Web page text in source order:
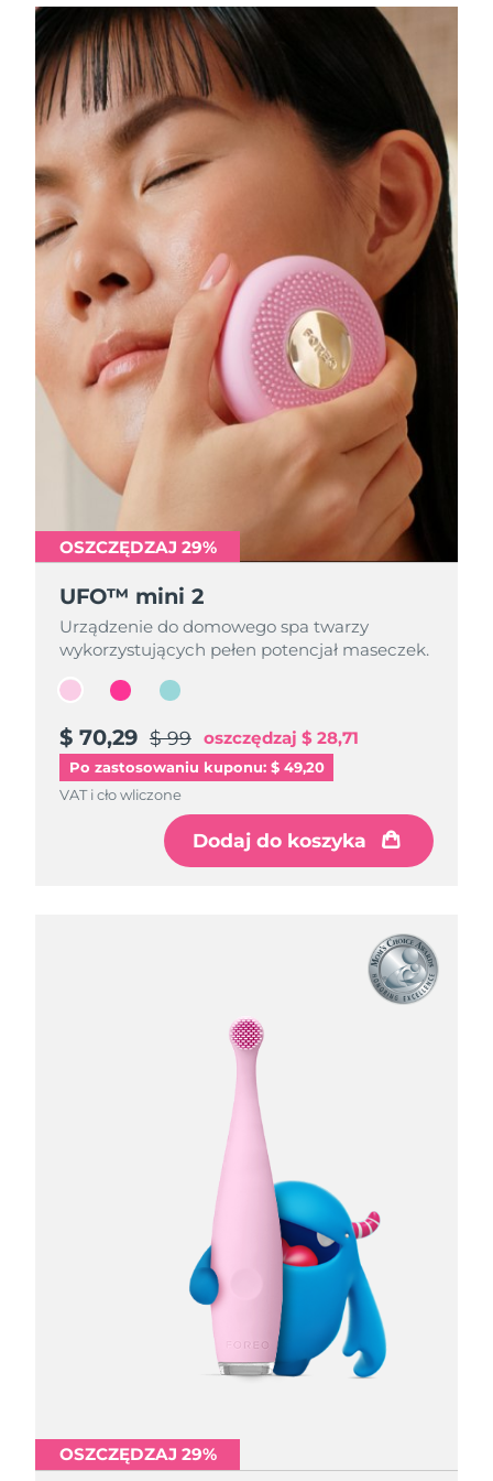
OSZCZĘDZAJ 29%
UFO™ mini 2
Urządzenie do domowego spa twarzy
wykorzystujących pełen potencjał maseczek.
$ 70,29 $ 99 oszczędzaj $ 28,71
Po zastosowaniu kuponu: $ 49,20
VAT i cło wliczone
Dodaj do koszyka
OSZCZĘDZAJ 29%
UFO™ mini 2
Urządzenie do domowego spa twarzy
wykorzystujących pełen potencjał maseczek.
$ 70,29 $ 99 oszczędzaj $ 28,71
VAT i cło wliczone
Dodaj do koszyka
OSZCZĘDZAJ 29%
UFO™ mini 2
Urządzenie do domowego spa twarzy
wykorzystujących pełen potencjał maseczek.
$ 70,29 $ 99 oszczędzaj $ 28,71
VAT i cło wliczone
Dodaj do koszyka
OSZCZĘDZAJ 29%
OSZCZĘDZAJ 29%
OSZCZĘDZAJ 29%